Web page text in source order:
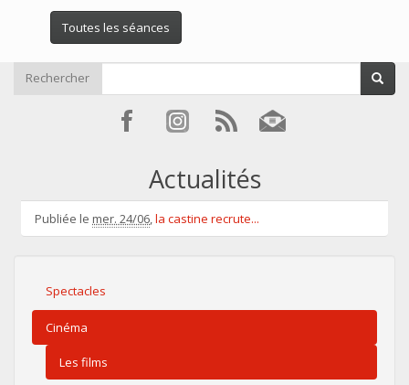
Toutes les séances
Rechercher
Actualités
Publiée le mer. 24/06,la castine recrute...
Spectacles
Cinéma
Les films